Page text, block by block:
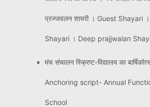
प्रज्जवलन शायरी । Guest Shayari
Shayari । Deep prajjwalan
मंच संचालन स्क्रिप्ट-विद्यालय का
Anchoring script- Annual
School